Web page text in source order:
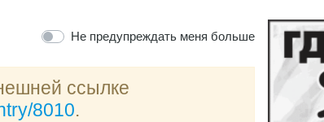
Не предупреждать меня больше
ссылке
8010.